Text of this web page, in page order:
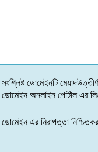
সংশ্লিষ্ট ডোমেইনটি
ডোমেইন অনলাইন পোর্টাল এর
ডোমেইন এর নিরাপত্তা